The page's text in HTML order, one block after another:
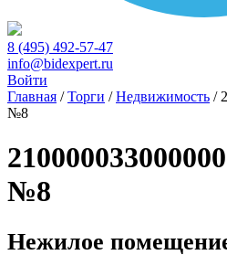
8 (495) 492-57-47
info@bidexpert.ru
Войти
Главная /Торги /Недвижимость /
№8
№8
Нежилое